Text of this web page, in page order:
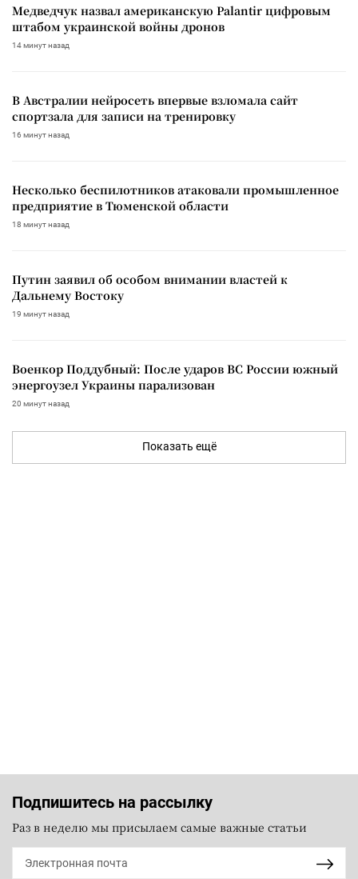
Медведчук назвал американскую Palantir цифровым
штабом украинской войны дронов
14 минут назад
В Австралии нейросеть впервые взломала сайт
спортзала для записи на тренировку
16 минут назад
Несколько беспилотников атаковали промышленное
предприятие в Тюменской области
18 минут назад
Путин заявил об особом внимании властей к
Дальнему Востоку
19 минут назад
Военкор Поддубный: После ударов ВС России южный
энергоузел Украины парализован
20 минут назад
Показать ещё
Подпишитесь на рассылку
Раз в неделю мы присылаем самые важные статьи